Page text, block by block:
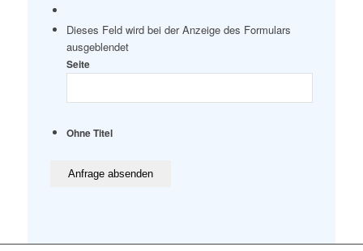
Dieses Feld wird bei der Anzeige des Formulars
ausgeblendet
Seite
Ohne Titel